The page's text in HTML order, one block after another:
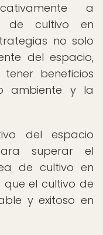
a
de cultivo en
no solo
del espacio,
beneficios
ambiente y la
del espacio
superar el
de cultivo en
que el cultivo de
y exitoso en